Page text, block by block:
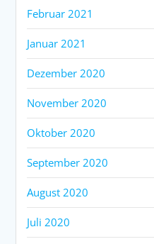
Februar 2021
Januar 2021
Dezember 2020
November 2020
Oktober 2020
September 2020
August 2020
Juli 2020